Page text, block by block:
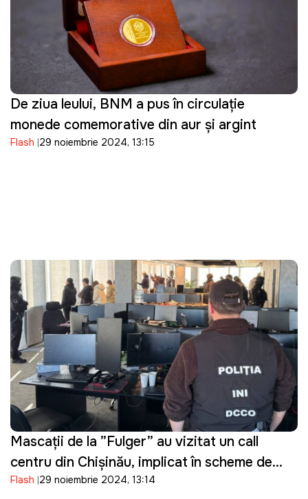
De ziua leului, BNM a pus în circulație
monede comemorative din aur și argint
Flash 29 noiembrie 2024, 13:15
Mascații de la ”Fulger” au vizitat un call
centru din Chișinău, implicat în scheme de
înșelătorie
Flash 29 noiembrie 2024, 13:14